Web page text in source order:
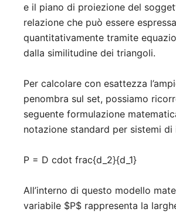
e il piano di proiezione del
relazione che può essere espressa
quantitativamente tramite
dalla similitudine dei triangoli.
Per calcolare con esattezza
penombra sul set, possiamo
seguente formulazione
notazione standard per sistemi di
P = D cdot frac{d_2}{d_1}
All’interno di questo modello
variabile $P$ rappresenta la